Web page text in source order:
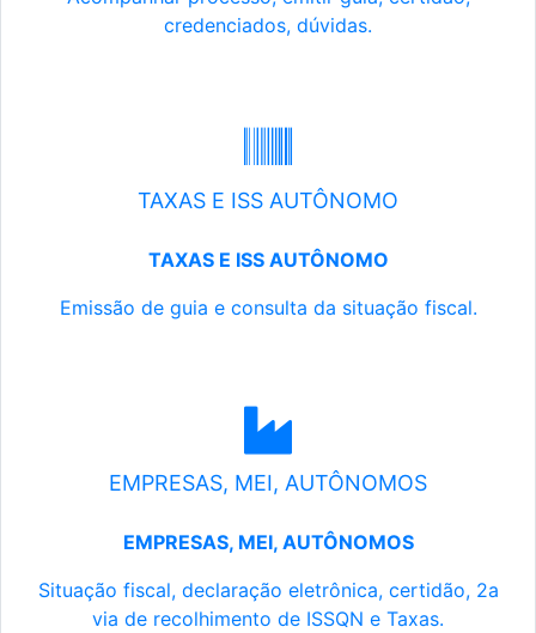
credenciados, dúvidas.
TAXAS E ISS AUTÔNOMO
TAXAS E ISS AUTÔNOMO
Emissão de guia e consulta da situação fiscal.
EMPRESAS, MEI, AUTÔNOMOS
EMPRESAS, MEI, AUTÔNOMOS
Situação fiscal, declaração eletrônica, certidão, 2a
via de recolhimento de ISSQN e Taxas.